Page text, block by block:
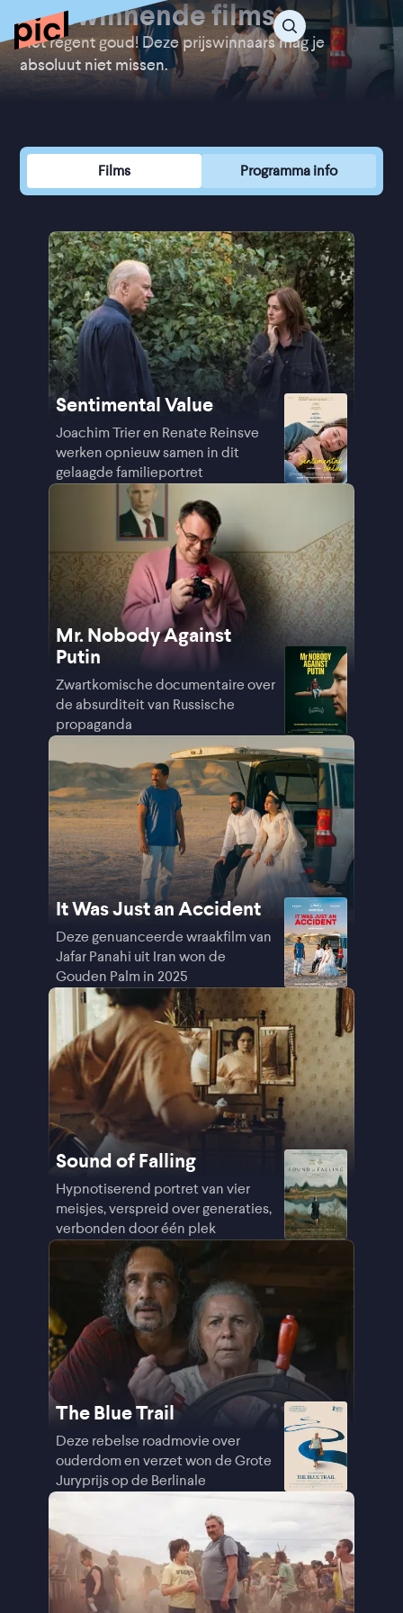
Prijswinnende films
Het regent goud! Deze prijswinnaars mag je
absoluut niet missen.
Films Programma info
Sentimental Value
Joachim Trier en Renate Reinsve
werken opnieuw samen in dit
gelaagde familieportret
Mr. Nobody Against
Putin
Zwartkomische documentaire over
de absurditeit van Russische
propaganda
It Was Just an Accident
Deze genuanceerde wraakfilm van
Jafar Panahi uit Iran won de
Gouden Palm in 2025
Sound of Falling
Hypnotiserend portret van vier
meisjes, verspreid over generaties,
verbonden door één plek
The Blue Trail
Deze rebelse roadmovie over
ouderdom en verzet won de Grote
Juryprijs op de Berlinale